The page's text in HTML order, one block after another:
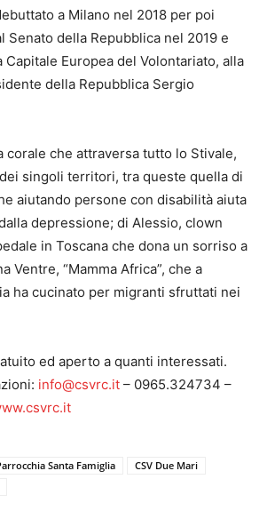
a Milano nel 2018 per poi
Senato della Repubblica nel 2019 e
Capitale Europea del Volontariato, alla
della Repubblica Sergio
corale che attraversa tutto lo Stivale,
singoli territori, tra queste quella di
aiutando persone con disabilità aiuta
depressione; di Alessio, clown
in Toscana che dona un sorriso a
Ventre, “Mamma Africa”, che a
ha cucinato per migranti sfruttati nei
ed aperto a quanti interessati.
info@csvrc.it – 0965.324734 –
Santa Famiglia
CSV Due Mari